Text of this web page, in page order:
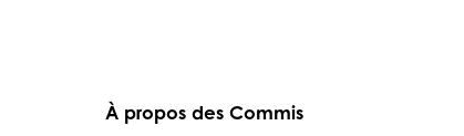
À propos des Commis